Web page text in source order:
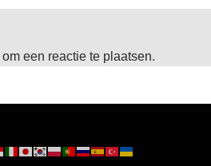
om een reactie te plaatsen.